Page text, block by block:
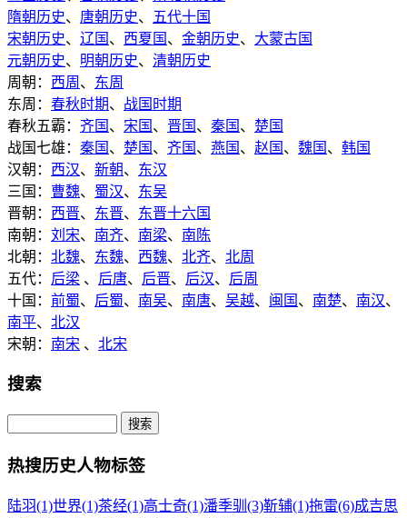
隋朝历史、 唐朝历史、
五代十国
宋朝历史、 辽国 、 西夏国 、 金朝历史、 大蒙古国
元朝历史、 明朝历史、 清朝历史
周朝： 西周 、 东周
东周： 春秋时期、 战国时期
春秋五霸： 齐国 、 宋国 、 晋国 、 秦国 、 楚国
战国七雄： 秦国 、 楚国 、 齐国 、 燕国 、 赵国 、 魏国 、 韩国
汉朝： 西汉、 新朝、 东汉
三国： 曹魏、 蜀汉、 东吴
晋朝： 西晋、 东晋、 东晋十六国
南朝： 刘宋、 南齐、 南梁、 南陈
北朝： 北魏、 东魏、 西魏、 北齐、 北周
五代： 后梁 、 后唐、 后晋、 后汉、 后周
十国： 前蜀、 后蜀、 南吴、 南唐、 吴越、 闽国 、 南楚、 南汉、
南平、 北汉
宋朝： 南宋 、 北宋
搜索
热搜历史人物标签
陆羽(1)世界(1)茶经(1)高士奇(1)潘季驯(3)靳辅(1)拖雷(6)成吉思